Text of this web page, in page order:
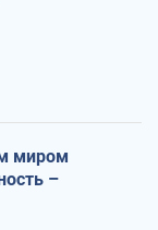
миром
–